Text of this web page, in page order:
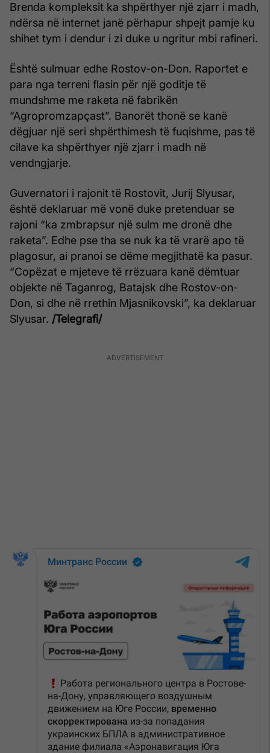
Brenda kompleksit ka shpërthyer një zjarr i madh,
ndërsa në internet janë përhapur shpejt pamje ku
shihet tym i dendur i zi duke u ngritur mbi rafineri.
Është sulmuar edhe Rostov-on-Don. Raportet e
para nga terreni flasin për një goditje të
mundshme me raketa në fabrikën
“Agropromzapçast”. Banorët thonë se kanë
dëgjuar një seri shpërthimesh të fuqishme, pas të
cilave ka shpërthyer një zjarr i madh në
vendngjarje.
Guvernatori i rajonit të Rostovit, Jurij Slyusar,
është deklaruar më vonë duke pretenduar se
rajoni “ka zmbrapsur një sulm me dronë dhe
raketa”. Edhe pse tha se nuk ka të vrarë apo të
plagosur, ai pranoi se dëme megjithatë ka pasur.
“Copëzat e mjeteve të rrëzuara kanë dëmtuar
objekte në Taganrog, Batajsk dhe Rostov-on-
Don, si dhe në rrethin Mjasnikovski”, ka deklaruar
Slyusar. /Telegrafi/